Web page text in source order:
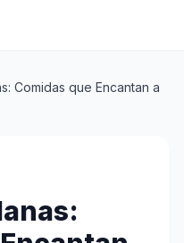
Comidas que Encantan a